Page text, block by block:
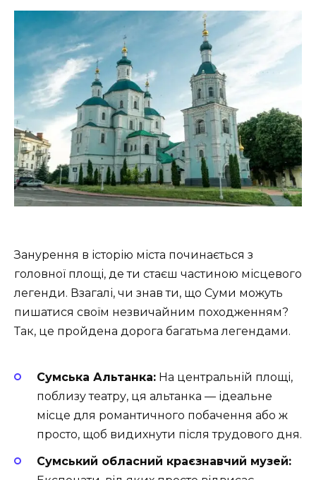
Занурення в історію міста починається з
головної площі, де ти стаєш частиною місцевого
легенди. Взагалі, чи знав ти, що Суми можуть
пишатися своїм незвичайним походженням?
Так, це пройдена дорога багатьма легендами.
Сумська Альтанка: На центральній площі,
поблизу театру, ця альтанка — ідеальне
місце для романтичного побачення або ж
просто, щоб видихнути після трудового дня.
Сумський обласний краєзнавчий музей: